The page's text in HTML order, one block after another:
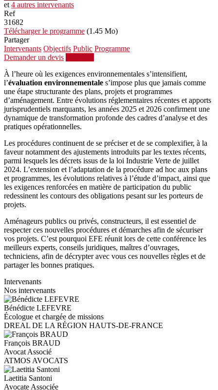
et 4 autres intervenants
Ref
31682
Télécharger le programme (1.45 Mo)
Partager
Intervenants Objectifs Public Programme
Demander un devis
À l’heure où les exigences environnementales s’intensifient,
l’évaluation environnementale s’impose plus que jamais comme
une étape structurante des plans, projets et programmes
d’aménagement. Entre évolutions réglementaires récentes et apports
jurisprudentiels marquants, les années 2025 et 2026 confirment une
dynamique de transformation profonde des cadres d’analyse et des
pratiques opérationnelles.
Les procédures continuent de se préciser et de se complexifier, à la
faveur notamment des ajustements introduits par les textes récents,
parmi lesquels les décrets issus de la loi Industrie Verte de juillet
2024. L’extension et l’adaptation de la procédure ad hoc aux plans
et programmes, les évolutions relatives à l’étude d’impact, ainsi que
les exigences renforcées en matière de participation du public
redessinent les contours des obligations pesant sur les porteurs de
projets.
Aménageurs publics ou privés, constructeurs, il est essentiel de
respecter ces nouvelles procédures et démarches afin de sécuriser
vos projets. C’est pourquoi EFE réunit lors de cette conférence les
meilleurs experts, conseils juridiques, maîtres d’ouvrages,
techniciens, afin de décrypter avec vous ces nouvelles règles et de
partager les bonnes pratiques.
Intervenants
Nos intervenants
Bénédicte LEFEVRE
Écologue et chargée de missions
DREAL DE LA RÉGION HAUTS-DE-FRANCE
François BRAUD
Avocat Associé
ATMOS AVOCATS
Laetitia Santoni
Avocate Associée